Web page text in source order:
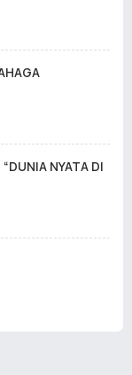
NYATA DI